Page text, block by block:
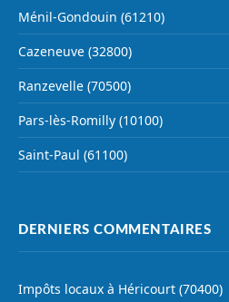
Ménil-Gondouin (61210)
Cazeneuve (32800)
Ranzevelle (70500)
Pars-lès-Romilly (10100)
Saint-Paul (61100)
DERNIERS COMMENTAIRES
Impôts locaux à Héricourt (70400)